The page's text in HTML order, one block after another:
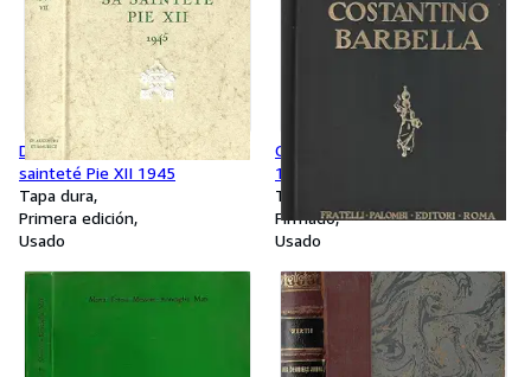
Documents Pontificaux de sa
sainteté Pie XII 1945
Tapa dura
Primera edición
Usado
Costantino Barbella (1852 -
1925)
Tapa dura
Firmado
Usado